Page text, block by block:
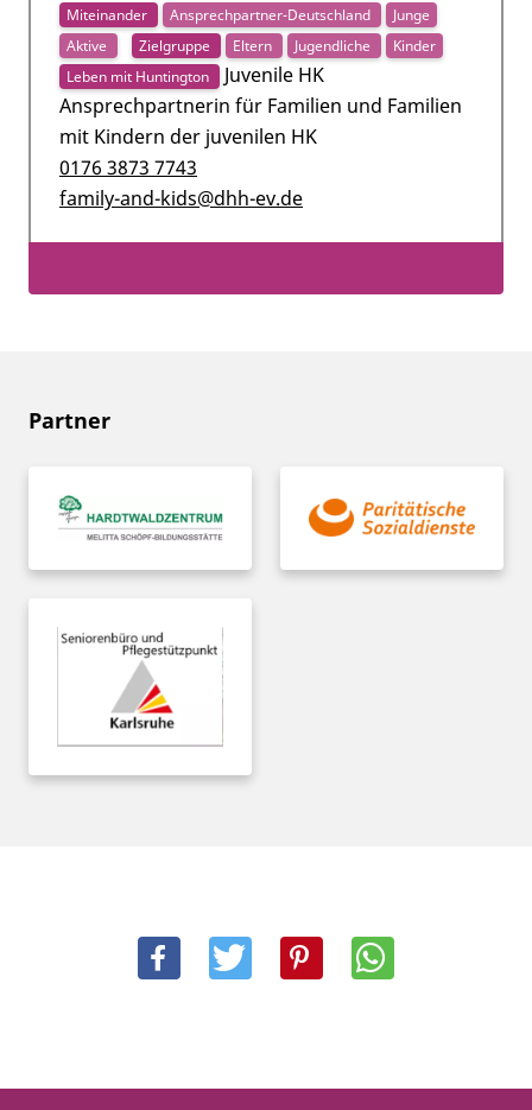
Miteinander Ansprechpartner-Deutschland
Junge
Aktive
Zielgruppe Eltern Jugendliche
Kinder
Leben mit Huntington
Juvenile HK
Ansprechpartnerin für Familien und Familien
mit Kindern der juvenilen HK
0176 3873 7743
family-and-kids@dhh-ev.de
Partner